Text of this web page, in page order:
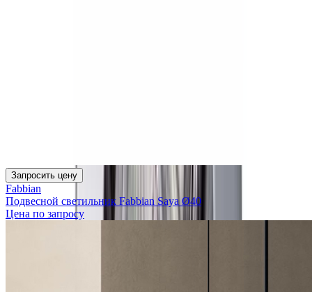
Запросить цену
Fabbian
Подвесной светильник Fabbian Saya Ø40
Цена по запросу